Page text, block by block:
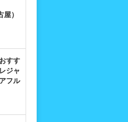
）
すす
ジャ
フル